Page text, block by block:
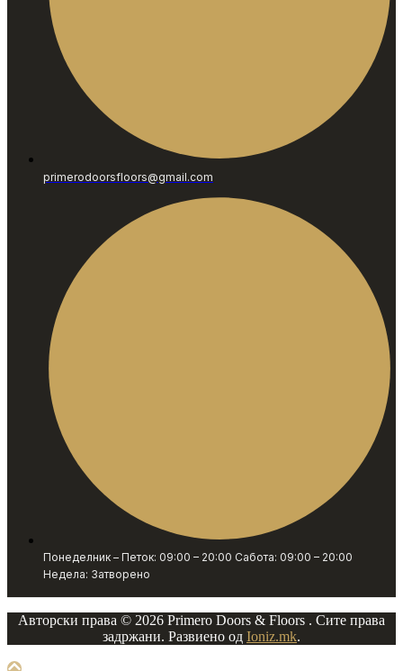
primerodoorsfloors@gmail.com
Понеделник – Петок: 09:00 – 20:00 Сабота: 09:00 – 20:00
Недела: Затворено
Авторски права © 2026 Primero Doors & Floors . Сите права
задржани. Развиено од Ioniz.mk.